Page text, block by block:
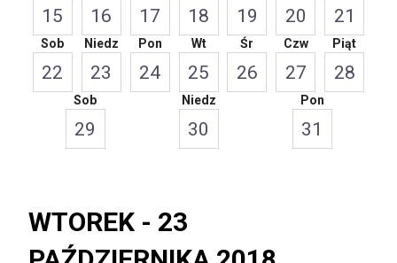
15 16 17 18 19 20 21
Sob
22
Niedz
23
Pon
24
Wt
25
Śr
26
Czw
27
Piąt
28
Sob
29
Niedz
30
Pon
31
WTOREK - 23